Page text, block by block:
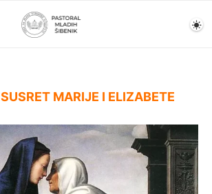
SUSRET MARIJE I ELIZABETE